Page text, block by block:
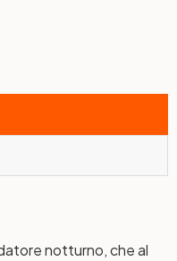
notturno, che al